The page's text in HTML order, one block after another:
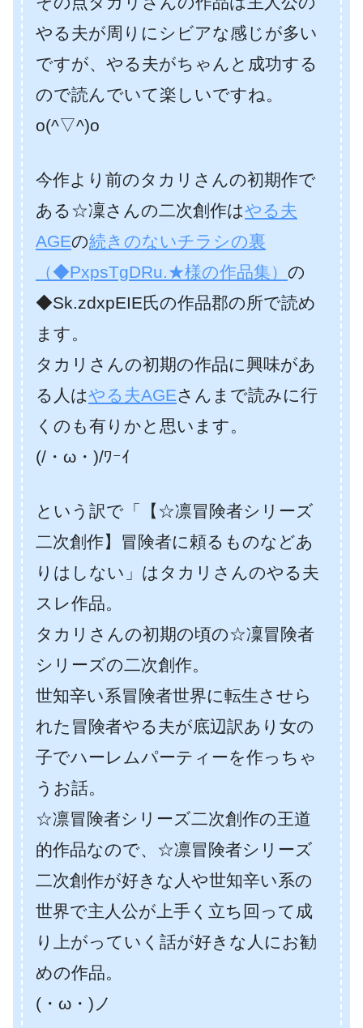
やる夫が周りにシビアな感じが多い
ですが、やる夫がちゃんと成功する
ので読んでいて楽しいですね。
o(^▽^)o
今作より前のタカリさんの初期作で
ある☆凜さんの二次創作はやる夫
AGEの続きのないチラシの裏
（◆PxpsTgDRu.★様の作品集） の
◆Sk.zdxpEIE氏の作品郡の所で読め
ます。
タカリさんの初期の作品に興味があ
る人はやる夫AGEさんまで読みに行
くのも有りかと思います。
(/・ω・)/ﾜｰｲ
という訳で「【☆凛冒険者シリーズ
二次創作】冒険者に頼るものなどあ
りはしない」はタカリさんのやる夫
スレ作品。
タカリさんの初期の頃の☆凜冒険者
シリーズの二次創作。
世知辛い系冒険者世界に転生させら
れた冒険者やる夫が底辺訳あり女の
子でハーレムパーティーを作っちゃ
うお話。
☆凛冒険者シリーズ二次創作の王道
的作品なので、☆凛冒険者シリーズ
二次創作が好きな人や世知辛い系の
世界で主人公が上手く立ち回って成
り上がっていく話が好きな人にお勧
めの作品。
(・ω・)ノ